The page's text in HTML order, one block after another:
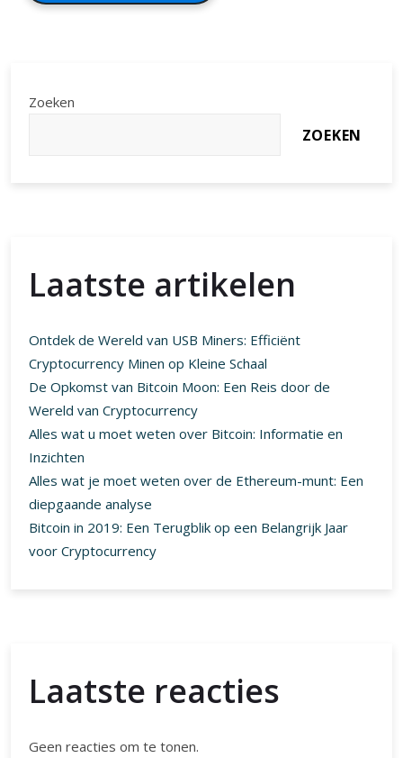
Zoeken
ZOEKEN
Laatste artikelen
Ontdek de Wereld van USB Miners: Efficiënt
Cryptocurrency Minen op Kleine Schaal
De Opkomst van Bitcoin Moon: Een Reis door de
Wereld van Cryptocurrency
Alles wat u moet weten over Bitcoin: Informatie en
Inzichten
Alles wat je moet weten over de Ethereum-munt: Een
diepgaande analyse
Bitcoin in 2019: Een Terugblik op een Belangrijk Jaar
voor Cryptocurrency
Laatste reacties
Geen reacties om te tonen.